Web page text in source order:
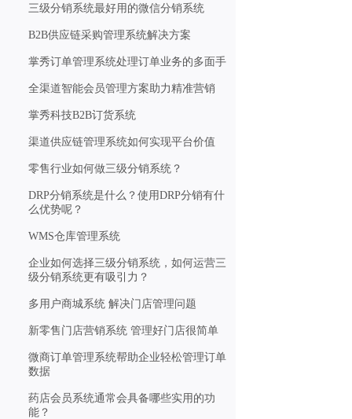
三级分销系统最好用的微信分销系统
B2B供应链采购管理系统解决方案
掌秀订单管理系统处理订单业务的多面手
全渠道智能会员管理方案助力精准营销
掌秀科技B2B订货系统
渠道供应链管理系统如何实现平台价值
零售行业如何做三级分销系统？
DRP分销系统是什么？使用DRP分销有什
么优势呢？
WMS仓库管理系统
企业如何选择三级分销系统，如何运营三
级分销系统更有吸引力？
多用户商城系统 解决门店管理问题
新零售门店营销系统 管理好门店很简单
微商订单管理系统帮助企业轻松管理订单
数据
药店会员系统通常会具备哪些实用的功
能？